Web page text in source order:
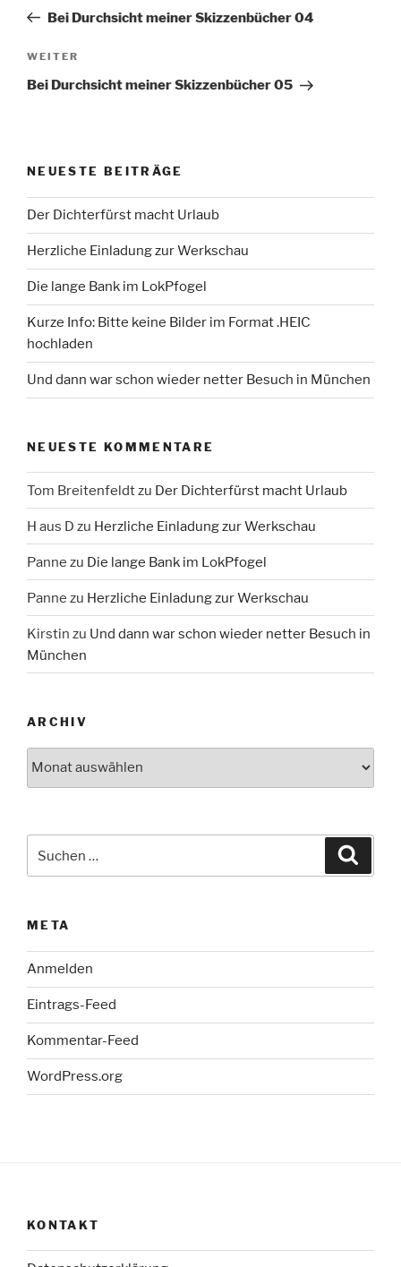
Beitrag
Bei Durchsicht meiner Skizzenbücher 04
Nächster
Beitrag
WEITER
Bei Durchsicht meiner Skizzenbücher 05
NEUESTE BEITRÄGE
Der Dichterfürst macht Urlaub
Herzliche Einladung zur Werkschau
Die lange Bank im LokPfogel
Kurze Info: Bitte keine Bilder im Format .HEIC
hochladen
Und dann war schon wieder netter Besuch in München
NEUESTE KOMMENTARE
Tom Breitenfeldtzu Der Dichterfürst macht Urlaub
H aus D zu Herzliche Einladung zur Werkschau
Panne zu Die lange Bank im LokPfogel
Panne zu Herzliche Einladung zur Werkschau
Kirstin zu Und dann war schon wieder netter Besuch in
München
ARCHIV
nach:
META
Anmelden
Eintrags-Feed
Kommentar-Feed
WordPress.org
KONTAKT